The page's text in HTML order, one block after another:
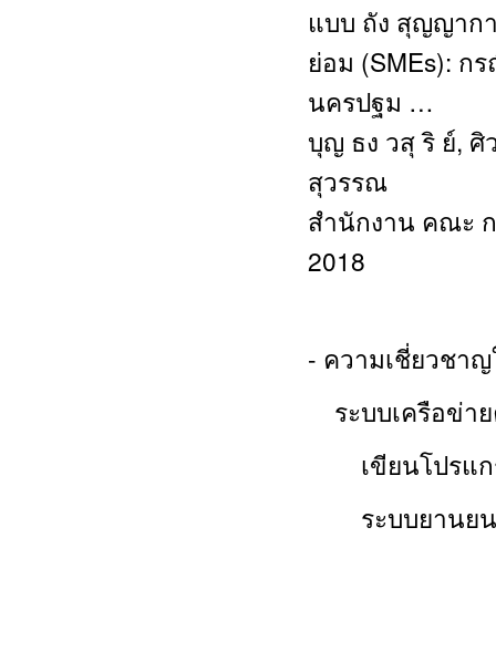
แบบ ถัง สุญญาก
ย่อม (SMEs): ก
นครปฐม …
บุญ ธง วสุ ริ ย์,
สุวรรณ
สำนักงาน คณะ
2018
- ความเชี่ยวชา
ระบบเครือข่า
เขียนโปรแกรมป
ระบบยานยนต์